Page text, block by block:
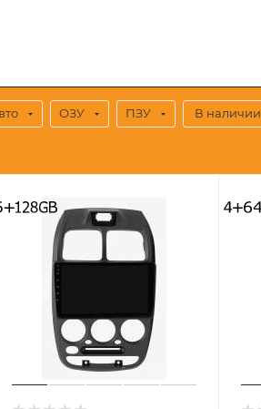
ОЗУ ПЗУ В наличии